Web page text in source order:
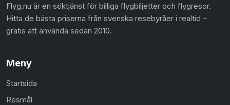
Flyg.nu är en söktjänst för billiga flygbiljetter och flygresor.
Hitta de bästa priserna från svenska resebyråer i realtid –
gratis att använda sedan 2010.
Meny
Startsida
Resmål